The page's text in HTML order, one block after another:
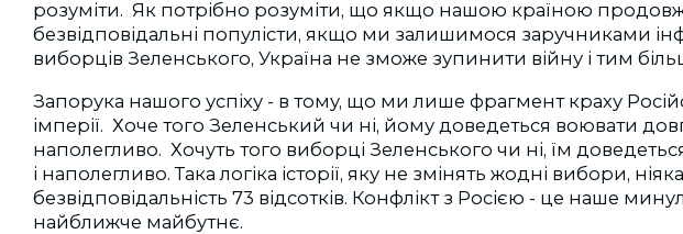
розуміти. Як потрібно розуміти, що якщо нашою країною
безвідповідальні популісти, якщо ми залишимося заручниками
виборців Зеленського, Україна не зможе зупинити війну і тим
Запорука нашого успіху - в тому, що ми лише фрагмент краху
імперії. Хоче того Зеленський чи ні, йому доведеться воювати
наполегливо. Хочуть того виборці Зеленського чи ні, їм
і наполегливо. Така логіка історії, яку не змінять жодні вибори, ніяка
безвідповідальність 73 відсотків. Конфлікт з Росією - це наше
найближче майбутнє.